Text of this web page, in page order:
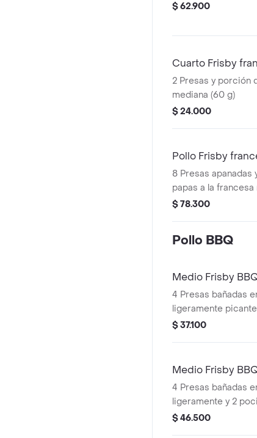
$ 62.900
Cuarto Frisby
2 Presas y porción
mediana (60 g)
$ 24.000
Pollo Frisby
8 Presas
papas a la
$ 78.300
Pollo BBQ
Medio Frisby
4 Presas bañadas
ligeramente
$ 37.100
Medio Frisby
4 Presas bañadas
ligeramente y 2
francesa mediana
$ 46.500